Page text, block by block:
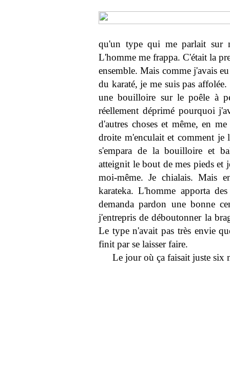
qu'un type qui me parlait sur
L'homme me frappa. C'était la
ensemble. Mais comme j'avais
du karaté, je me suis pas
une bouilloire sur le poêle à
réellement déprimé pourquoi
d'autres choses et même, en
droite m'enculait et comment je
s'empara de la bouilloire et
atteignit le bout de mes pieds et
moi-même. Je chialais. Mais
karateka. L'homme apporta
demanda pardon une bonne
j'entrepris de déboutonner la
Le type n'avait pas très envie
finit par se laisser faire.
Le jour où ça faisait juste six